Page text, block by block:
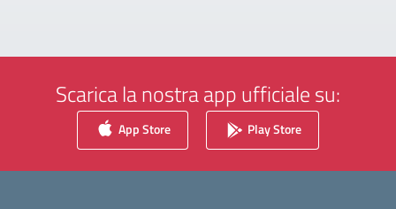
Scarica la nostra app ufficiale su:
App Store Play Store